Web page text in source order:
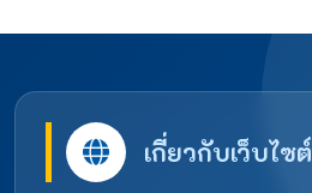
เกี่ยวกับเว็บไซต์